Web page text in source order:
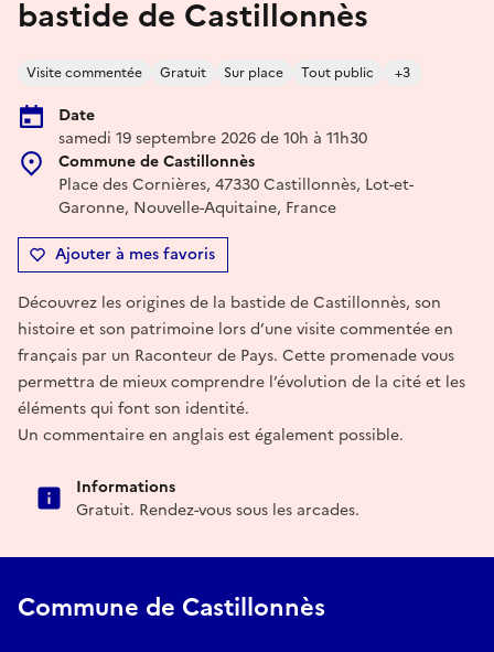
bastide de Castillonnès
Visite commentée Gratuit Sur place Tout public +3
Date
samedi 19 septembre 2026 de 10h à 11h30
Commune de Castillonnès
Place des Cornières, 47330 Castillonnès, Lot-et-
Garonne, Nouvelle-Aquitaine, France
Ajouter à mes favoris
Découvrez les origines de la bastide de Castillonnès, son
histoire et son patrimoine lors d’une visite commentée en
français par un Raconteur de Pays. Cette promenade vous
permettra de mieux comprendre l’évolution de la cité et les
éléments qui font son identité.
Un commentaire en anglais est également possible.
Informations
Gratuit. Rendez-vous sous les arcades.
Commune de Castillonnès